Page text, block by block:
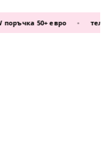
50+ евро • телефон: